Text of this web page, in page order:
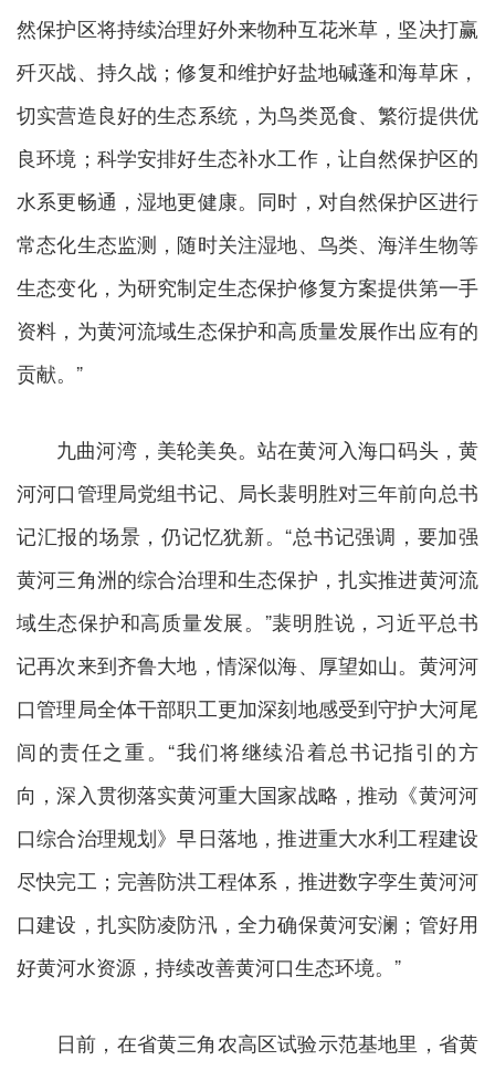
然保护区将持续治理好外来物种互花米草，坚决打赢
歼灭战、持久战；修复和维护好盐地碱蓬和海草床，
切实营造良好的生态系统，为鸟类觅食、繁衍提供优
良环境；科学安排好生态补水工作，让自然保护区的
水系更畅通，湿地更健康。同时，对自然保护区进行
常态化生态监测，随时关注湿地、鸟类、海洋生物等
生态变化，为研究制定生态保护修复方案提供第一手
资料，为黄河流域生态保护和高质量发展作出应有的
贡献。”
九曲河湾，美轮美奂。站在黄河入海口码头，黄
河河口管理局党组书记、局长裴明胜对三年前向总书
记汇报的场景，仍记忆犹新。“总书记强调，要加强
黄河三角洲的综合治理和生态保护，扎实推进黄河流
域生态保护和高质量发展。”裴明胜说，习近平总书
记再次来到齐鲁大地，情深似海、厚望如山。黄河河
口管理局全体干部职工更加深刻地感受到守护大河尾
闾的责任之重。“我们将继续沿着总书记指引的方
向，深入贯彻落实黄河重大国家战略，推动《黄河河
口综合治理规划》早日落地，推进重大水利工程建设
尽快完工；完善防洪工程体系，推进数字孪生黄河河
口建设，扎实防凌防汛，全力确保黄河安澜；管好用
好黄河水资源，持续改善黄河口生态环境。”
日前，在省黄三角农高区试验示范基地里，省黄